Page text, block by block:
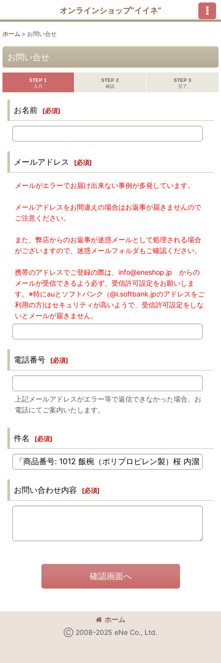
オンラインショップ“イイネ”
ホーム > お問い合せ
お問い合せ
STEP 1
入力
STEP 2
確認
STEP 3
完了
お名前 [必須]
メールアドレス [必須]
メールがエラーでお届け出来ない事例が多発しています。
メールアドレスをお間違えの場合はお返事が届きませんので
ご注意ください。
また、弊店からのお返事が迷惑メールとして処理される場合
がございますので、迷惑メールフォルダもご確認ください。
携帯のアドレスでご登録の際は、info@eneshop.jp からの
メールが受信できるよう必ず、受信許可設定をお願いしま
す。※特にauとソフトバンク（@i.softbank.jpのアドレスをご
利用の方)はセキュリティが高いようで、受信許可設定をしな
いとメールが届きません。
電話番号 [必須]
上記メールアドレスがエラー等で返信できなかった場合、お
電話にてご案内いたします。
件名 [必須]
お問い合わせ内容 [必須]
確認画面へ
ホーム
Ⓒ 2008-2025 eNe Co., Ltd.